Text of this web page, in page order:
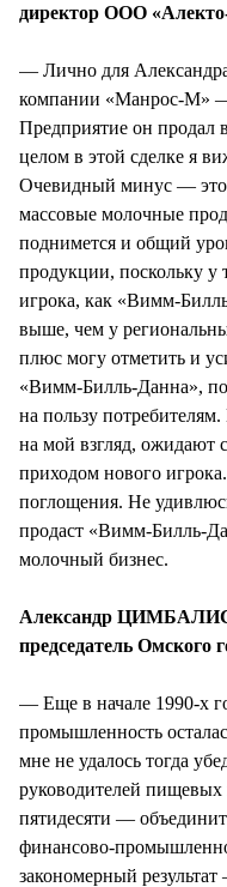
директор ООО
— Лично для
компании «Манрос-М»
Предприятие он продал
целом в этой сделке я
Очевидный минус — это
массовые молочные
поднимется и общий
продукции, поскольку у
игрока, как «Вимм-
выше, чем у
плюс могу отметить и
«Вимм-Билль-Данна»,
на пользу
на мой взгляд, ожидают
приходом нового
поглощения. Не
продаст «Вимм-Билль-
молочный бизнес.
Александр
председатель Омского
— Еще в начале 1990-х
промышленность
мне не удалось тогда
руководителей
пятидесяти —
финансово-
закономерный